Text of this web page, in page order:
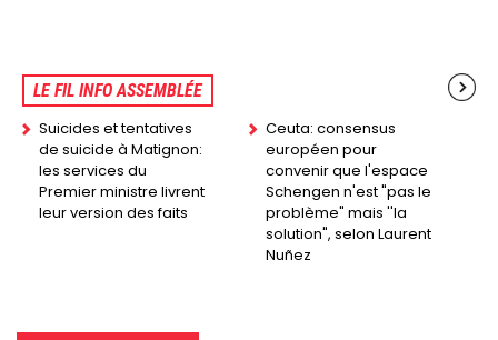
LE FIL INFO ASSEMBLÉE
Suicides et tentatives
de suicide à Matignon:
les services du
Premier ministre livrent
leur version des faits
Ceuta: consensus
européen pour
convenir que l'espace
Schengen n'est "pas le
problème" mais ''la
solution", selon Laurent
Nuñez